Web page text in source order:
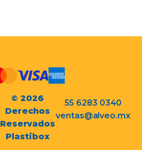
© 2026
Derechos
Reservados
Plastibox
55 6283 0340
ventas@alveo.mx